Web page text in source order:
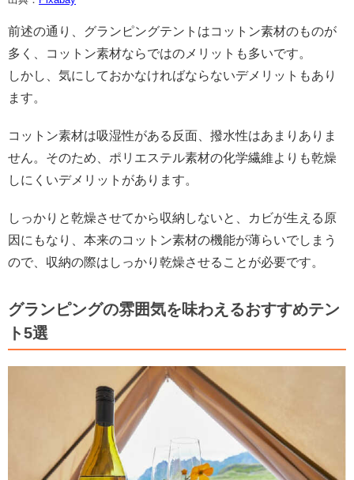
前述の通り、グランピングテントはコットン素材のものが
多く、コットン素材ならではのメリットも多いです。
しかし、気にしておかなければならないデメリットもあり
ます。
コットン素材は吸湿性がある反面、撥水性はあまりありま
せん。そのため、ポリエステル素材の化学繊維よりも乾燥
しにくいデメリットがあります。
しっかりと乾燥させてから収納しないと、カビが生える原
因にもなり、本来のコットン素材の機能が薄らいでしまう
ので、収納の際はしっかり乾燥させることが必要です。
グランピングの雰囲気を味わえるおすすめテン
ト5選